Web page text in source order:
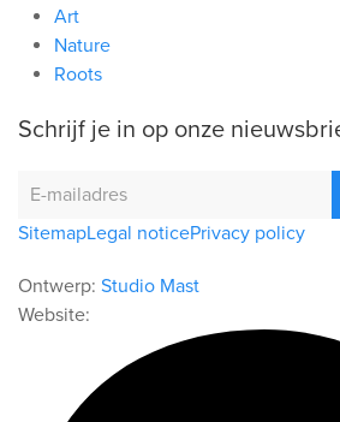
Art
Nature
Roots
Schrijf je in op onze
SitemapLegal noticePrivacy policy
Ontwerp: Studio Mast
Website: